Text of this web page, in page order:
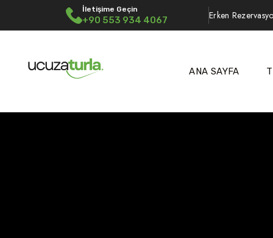
İletişime Geçin
+90 553 934 4067 Erken
ANA SAYFA